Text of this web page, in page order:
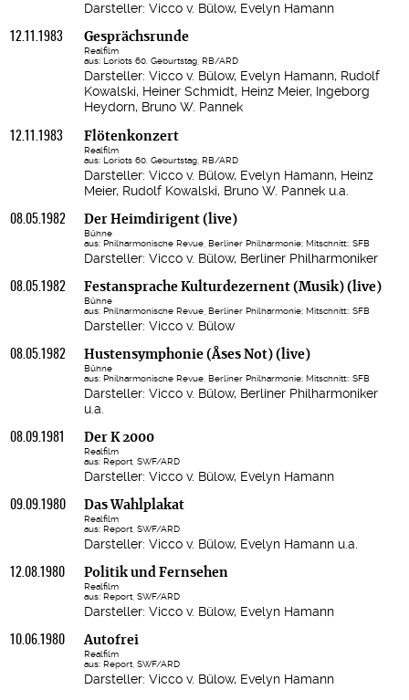
Darsteller: Vicco v. Bülow, Evelyn Hamann
12.11.1983 Gesprächsrunde
Realfilm
aus: Loriots 60. Geburtstag, RB/ARD
Darsteller: Vicco v. Bülow, Evelyn Hamann, Rudolf
Kowalski, Heiner Schmidt, Heinz Meier, Ingeborg
Heydorn, Bruno W. Pannek
12.11.1983 Flötenkonzert
Realfilm
aus: Loriots 60. Geburtstag, RB/ARD
Darsteller: Vicco v. Bülow, Evelyn Hamann, Heinz
Meier, Rudolf Kowalski, Bruno W. Pannek u.a.
08.05.1982 Der Heimdirigent (live)
Bühne
aus: Philharmonische Revue, Berliner Philharmonie; Mitschnitt:: SFB
Darsteller: Vicco v. Bülow, Berliner Philharmoniker
08.05.1982 Festansprache Kulturdezernent (Musik) (live)
Bühne
aus: Philharmonische Revue, Berliner Philharmonie; Mitschnitt:: SFB
Darsteller: Vicco v. Bülow
08.05.1982 Hustensymphonie (Åses Not) (live)
Bühne
aus: Philharmonische Revue, Berliner Philharmonie; Mitschnitt:: SFB
Darsteller: Vicco v. Bülow, Berliner Philharmoniker
u.a.
08.09.1981 Der K 2000
Realfilm
aus: Report, SWF/ARD
Darsteller: Vicco v. Bülow, Evelyn Hamann
09.09.1980 Das Wahlplakat
Realfilm
aus: Report, SWF/ARD
Darsteller: Vicco v. Bülow, Evelyn Hamann u.a.
12.08.1980 Politik und Fernsehen
Realfilm
aus: Report, SWF/ARD
Darsteller: Vicco v. Bülow, Evelyn Hamann
10.06.1980 Autofrei
Realfilm
aus: Report, SWF/ARD
Darsteller: Vicco v. Bülow, Evelyn Hamann